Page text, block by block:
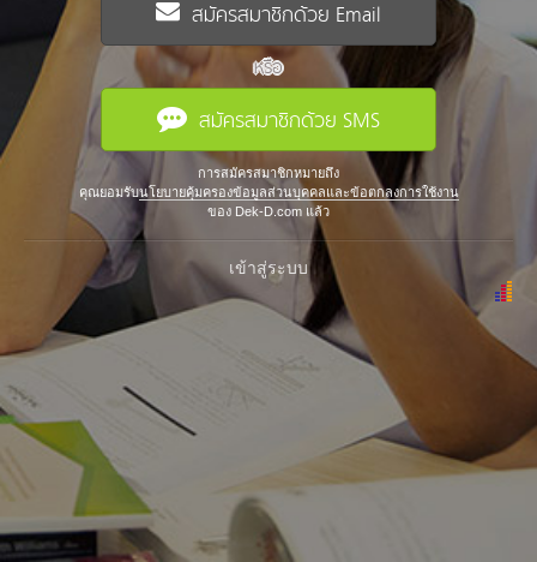
สมัครสมาชิกด้วย Email
หรือ
สมัครสมาชิกด้วย SMS
การสมัครสมาชิกหมายถึง
คุณยอมรับนโยบายคุ้มครองข้อมูลส่วนบุคคลและข้อตกลงการใช้งาน
ของ Dek-D.com แล้ว
เข้าสู่ระบบ